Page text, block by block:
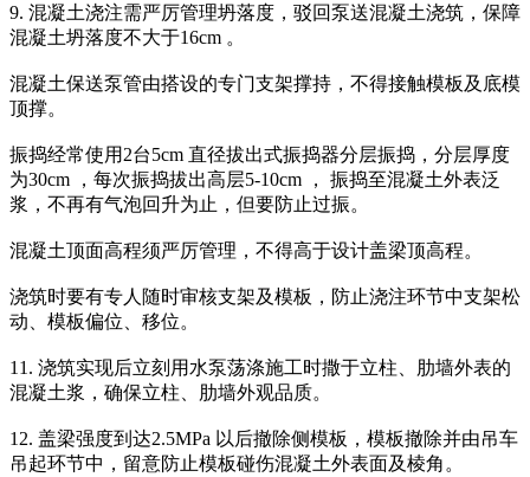
9. 混凝土浇注需严厉管理坍落度，驳回泵送混凝土浇筑，保障
混凝土坍落度不大于16cm 。
混凝土保送泵管由搭设的专门支架撑持，不得接触模板及底模
顶撑。
振捣经常使用2台5cm 直径拔出式振捣器分层振捣，分层厚度
为30cm ，每次振捣拔出高层5-10cm ， 振捣至混凝土外表泛
浆，不再有气泡回升为止，但要防止过振。
混凝土顶面高程须严厉管理，不得高于设计盖梁顶高程。
浇筑时要有专人随时审核支架及模板，防止浇注环节中支架松
动、模板偏位、移位。
11. 浇筑实现后立刻用水泵荡涤施工时撒于立柱、肋墙外表的
混凝土浆，确保立柱、肋墙外观品质。
12. 盖梁强度到达2.5MPa 以后撤除侧模板，模板撤除并由吊车
吊起环节中，留意防止模板碰伤混凝土外表面及棱角。